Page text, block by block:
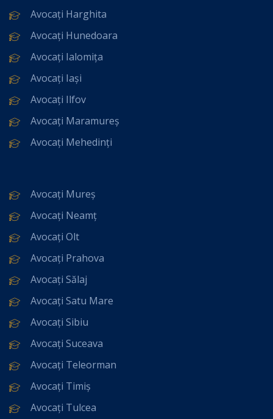
Avocați Harghita
Avocați Hunedoara
Avocați Ialomița
Avocați Iași
Avocați Ilfov
Avocați Maramureș
Avocați Mehedinți
Avocați Mureș
Avocați Neamț
Avocați Olt
Avocați Prahova
Avocați Sălaj
Avocați Satu Mare
Avocați Sibiu
Avocați Suceava
Avocați Teleorman
Avocați Timiș
Avocați Tulcea